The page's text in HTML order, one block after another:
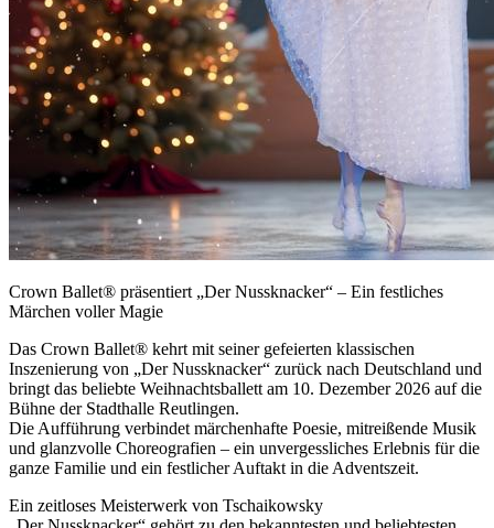
Crown Ballet® präsentiert „Der Nussknacker“ – Ein festliches
Märchen voller Magie
Das Crown Ballet® kehrt mit seiner gefeierten klassischen
Inszenierung von „Der Nussknacker“ zurück nach Deutschland und
bringt das beliebte Weihnachtsballett am 10. Dezember 2026 auf die
Bühne der Stadthalle Reutlingen.
Die Aufführung verbindet märchenhafte Poesie, mitreißende Musik
und glanzvolle Choreografien – ein unvergessliches Erlebnis für die
ganze Familie und ein festlicher Auftakt in die Adventszeit.
Ein zeitloses Meisterwerk von Tschaikowsky